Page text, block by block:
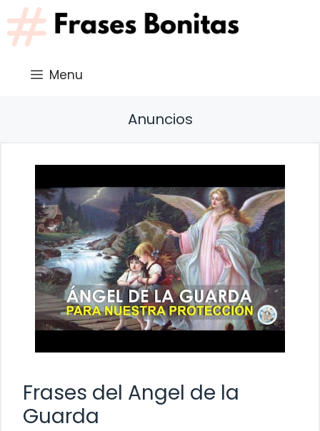
Saltar
al
contenido
Menu
Anuncios
Frases del Angel de la
Guarda